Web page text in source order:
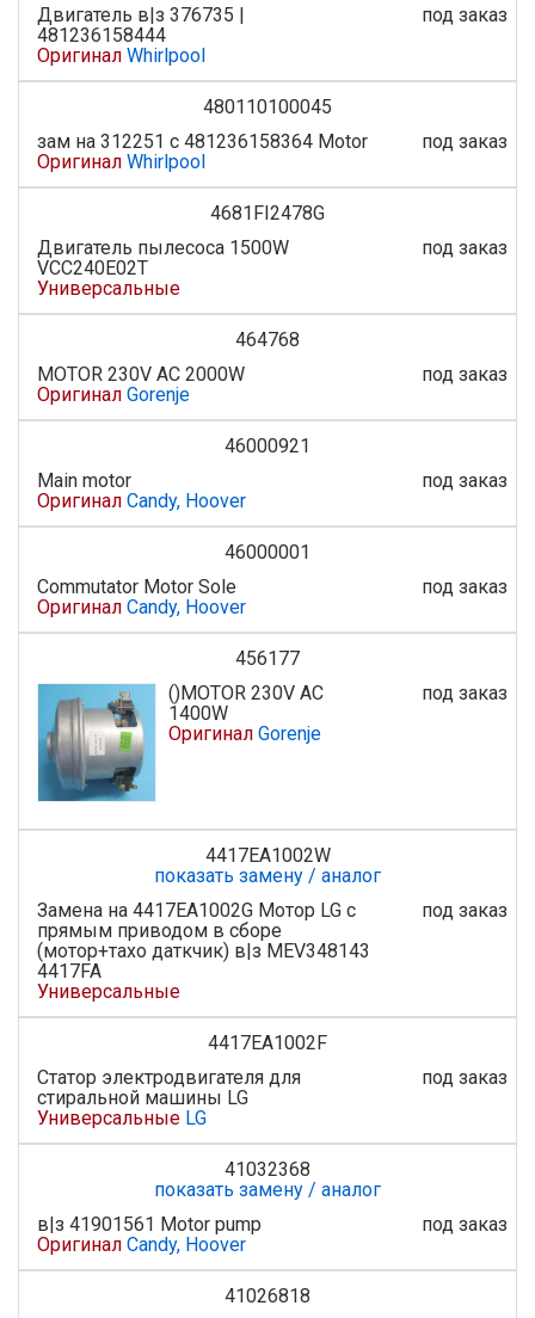
Двигатель в|з 376735 |
481236158444
Оригинал Whirlpool
под заказ
480110100045
зам на 312251 с 481236158364 Motor
Оригинал Whirlpool
под заказ
4681FI2478G
Двигатель пылесоса 1500W
VCC240E02T
Универсальные
под заказ
464768
MOTOR 230V AC 2000W
Оригинал Gorenje
под заказ
46000921
Main motor
Оригинал Candy, Hoover
под заказ
46000001
Commutator Motor Sole
Оригинал Candy, Hoover
под заказ
456177
()MOTOR 230V AC
1400W
Оригинал Gorenje
под заказ
4417EA1002W
показать замену / аналог
Замена на 4417EA1002G Мотор LG с
прямым приводом в сборе
(мотор+тахо даткчик) в|з MEV348143
4417FA
Универсальные
под заказ
4417EA1002F
Статор электродвигателя для
стиральной машины LG
Универсальные LG
под заказ
41032368
показать замену / аналог
в|з 41901561 Motor pump
Оригинал Candy, Hoover
под заказ
41026818